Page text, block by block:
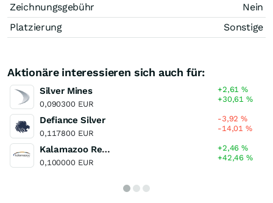
Zeichnungsgebühr
Nein
Platzierung
Sonstige
Aktionäre interessieren sich auch für:
Silver Mines
0,090300 EUR
+2,61%
+30,61%
Defiance Silver
0,117800 EUR
-3,92%
-14,01%
Kalamazoo Resources
0,100000 EUR
+2,46%
+42,46%